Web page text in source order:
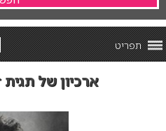
תפריט
ארכיון של תגית Trendy Hair